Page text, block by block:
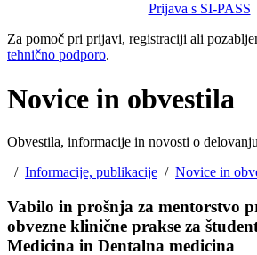
Prijava s SI-PASS
Za pomoč pri prijavi, registraciji ali
tehnično podporo.
Novice in obvestila
Obvestila, informacije in novosti o
/ Informacije, publikacije / Novice in
Vabilo in prošnja za mentorstvo
obvezne klinične prakse za
Medicina in Dentalna medicina